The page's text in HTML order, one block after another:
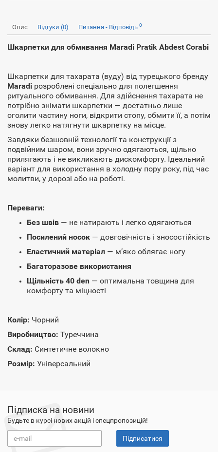
Опис Відгуки (0) Питання - Відповідь 0
Шкарпетки для обмивання Maradi Pratik Abdest Corabi
Шкарпетки для тахарата (вуду) від турецького бренду
Maradi розроблені спеціально для полегшення
ритуального обмивання. Для здійснення тахарата не
потрібно знімати шкарпетки — достатньо лише
оголити частину ноги, відкрити стопу, обмити її, а потім
знову легко натягнути шкарпетку на місце.
Завдяки безшовній технології та конструкції з
подвійним шаром, вони зручно одягаються, щільно
прилягають і не викликають дискомфорту. Ідеальний
варіант для використання в холодну пору року, під час
молитви, у дорозі або на роботі.
Переваги:
Без швів — не натирають і легко одягаються
Посилений носок — довговічність і зносостійкість
Еластичний матеріал — м’яко облягає ногу
Багаторазове використання
Щільність 40 den — оптимальна товщина для
комфорту та міцності
Колір: Чорний
Виробництво: Туреччина
Склад: Синтетичне волокно
Розмір: Універсальний
Підписка на новини
Будьте в курсі нових акцій і спецпропозицій!
Підписатися